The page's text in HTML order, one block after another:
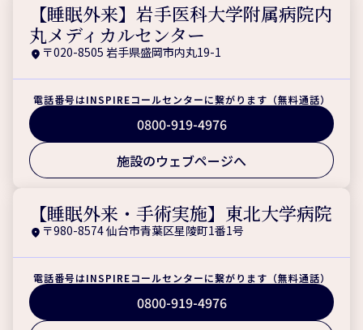
【睡眠外来】岩手医科大学附属病院内
丸メディカルセンター
〒020-8505 岩手県盛岡市内丸19-1
電話番号はINSPIREコールセンターに繋がります（無料通話）
0800-919-4976
施設のウェブページへ
【睡眠外来・手術実施】東北大学病院
〒980-8574 仙台市青葉区星陵町1番1号
電話番号はINSPIREコールセンターに繋がります（無料通話）
0800-919-4976